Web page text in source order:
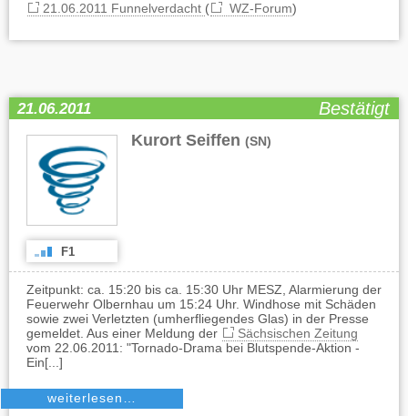
21.06.2011 Funnelverdacht ( WZ-Forum)
21.06.2011 Bestätigt
Kurort Seiffen (SN)
F1
Zeitpunkt: ca. 15:20 bis ca. 15:30 Uhr MESZ, Alarmierung der
Feuerwehr Olbernhau um 15:24 Uhr. Windhose mit Schäden
sowie zwei Verletzten (umherfliegendes Glas) in der Presse
gemeldet. Aus einer Meldung der
Sächsischen Zeitung
vom 22.06.2011: "Tornado-Drama bei Blutspende-Aktion -
Ein[...]
weiterlesen…